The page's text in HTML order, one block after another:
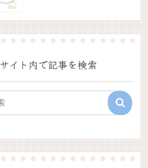
イト内で記事を検索